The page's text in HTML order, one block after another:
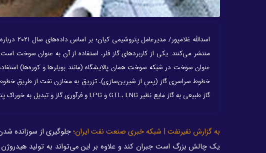
منتشر می‌کنند. یکی از کاربردهای گاز فلر، استفاده از آن به عنوان سوخت
عنوان سوخت در شبکه‌‌ سوخت همان پالایشگاه (مانند بویلرها و کوره‌ها)
خطوط سراسری گاز (پس از شیرین‌‌سازی)، تزریق به مخازن نفت از طریق خطوط
گاز طبیعی به گاز مایع نظیر GTL، LNG و LPG و فرآوری گاز و تبدیل به خوراک پتروشیمی‌‌ها، از دیگر موارد کاربرد گازهای فلر محسوب می‌شود.
به گزارش نفیرنفت | شبکه خبری صنعت نفت ایران؛جلوگیری از سوزانده
یک چالش بزرگ است جبران ‌کند و علاوه بر این می‌تواند به تولید